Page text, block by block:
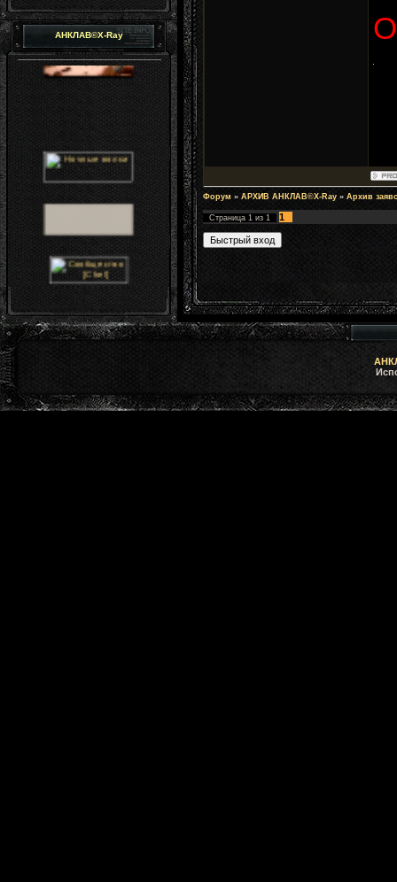
АНКЛАВ©X-Ray
Форум » АРХИВ АНКЛАВ©X-Ray » Архив
Страница 1 из 1 1